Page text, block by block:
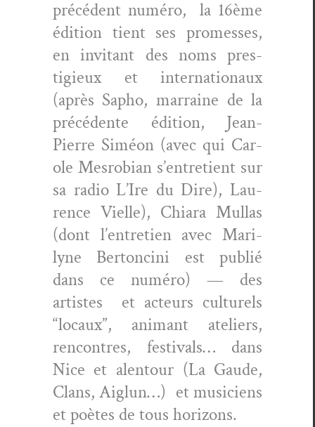
précé­dent numéro, la 16ème
édi­tion tient ses promess­es,
en invi­tant des noms pres­
tigieux et inter­na­tionaux
(après Sapho, mar­raine de la
précé­dente édi­tion, Jean-
Pierre Siméon (avec qui Car­
ole Mes­ro­bian s’en­tre­tient sur
sa radio L’Ire du Dire), Lau­
rence Vielle), Chiara Mul­las
(dont l’en­tre­tien avec Mar­i­
lyne Bertonci­ni est pub­lié
dans ce numéro) — des
artistes et acteurs cul­turels
“locaux”, ani­mant ate­liers,
ren­con­tres, fes­ti­vals… dans
Nice et alen­tour (La Gaude,
Clans, Aiglun…) et musi­ciens
et poètes de tous horizons.